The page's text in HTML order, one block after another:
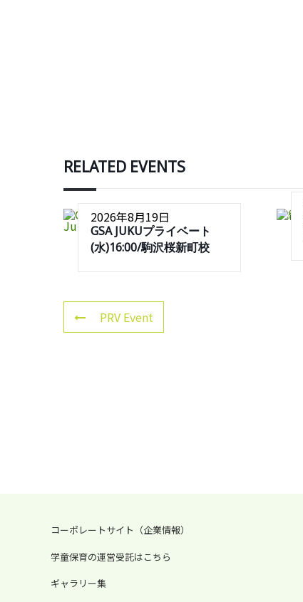
RELATED EVENTS
2026年8月19日
GSA JUKUプライベート
(水)16:00/駒沢桜新町校
PRV Event
コーポレートサイト（企業情報）
学童保育の運営受託はこちら
ギャラリー集